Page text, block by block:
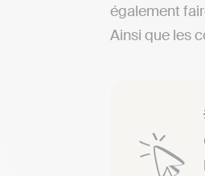
également
Ainsi que les